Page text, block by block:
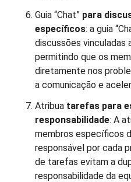
Guia “Chat” para
específicos: a guia
discussões
permitindo que os
diretamente nos
a comunicação e
Atribua tarefas para
responsabilidade: A
membros específicos
responsável por cada
de tarefas evitam a
responsabilidade da